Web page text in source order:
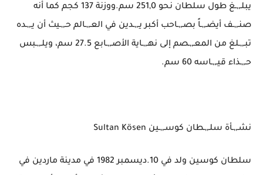
يبلـ,,ـغ طول سلطان نحو 251,0 سم.ووزنة 137 كجم كما أنه
صنـ,,ـف أيضـ,,ـاً بصـ,,ـاحب أكبر يـ,,ـدين في العـ,,ـالم حـ,,ـيث أن يـ,,ـده
تبـ,,ـلغ من المعـ,,ـصم إلى نهـ,,ـاية الأصـ,,ـابع 27.5 سم، ويلـ,,ـبس
حـ,,ـذاء قيـ,,ـاسه 60 سم.
نشـ,,ـأة سلـ,,ـطان كوسـ,,ـين Sultan Kösen‏
سلطان كوسين ولد في 10.ديسمبر 1982 في مدينة ماردين في